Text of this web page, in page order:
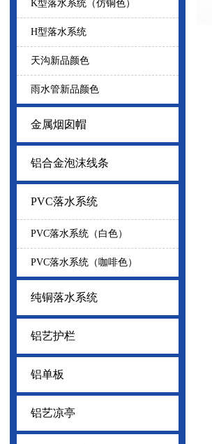
K型落水系统（仿铜色）
H型落水系统
天沟新品颜色
雨水管新品颜色
金属烟囱帽
铝合金泡沫线条
PVC落水系统
PVC落水系统（白色）
PVC落水系统（咖啡色）
纯铜落水系统
铝艺护栏
铝单板
铝艺凉亭